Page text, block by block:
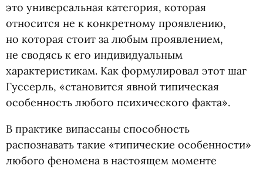
это универсальная категория, которая
относится не к конкретному проявлению,
но которая стоит за любым проявлением,
не сводясь к его индивидуальным
характеристикам. Как формулировал этот шаг
Гуссерль, «становится явной типическая
особенность любого психического факта».
В практике випассаны способность
распознавать такие «типические особенности»
любого феномена в настоящем моменте